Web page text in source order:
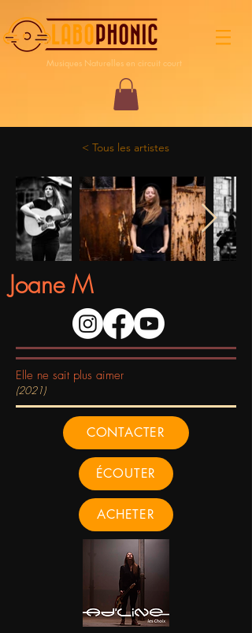
Musiques Naturelles en circuit court
< Tous les artistes
Joane M
Elle ne sait plus aimer
(2021)
CONTACTER
ÉCOUTER
ACHETER